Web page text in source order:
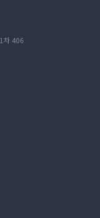
차 406